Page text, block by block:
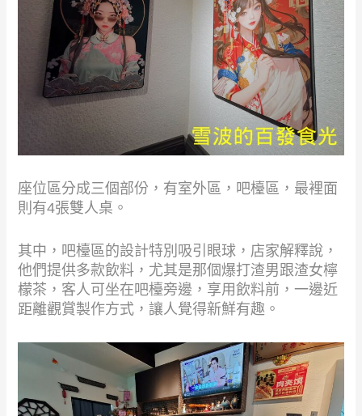
座位區分成三個部份，有室外區，吧檯區，最裡面
則有4張雙人桌。
其中，吧檯區的設計特別吸引眼球，店家解釋說，
他們提供多款飲料，尤其是那個爆打渣男跟渣女檸
檬茶，客人可坐在吧檯旁邊，享用飲料前，一邊近
距離觀賞製作方式，讓人覺得新鮮有趣。